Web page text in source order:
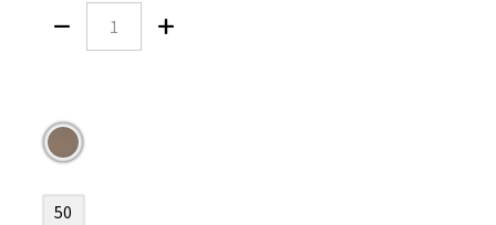
 
50